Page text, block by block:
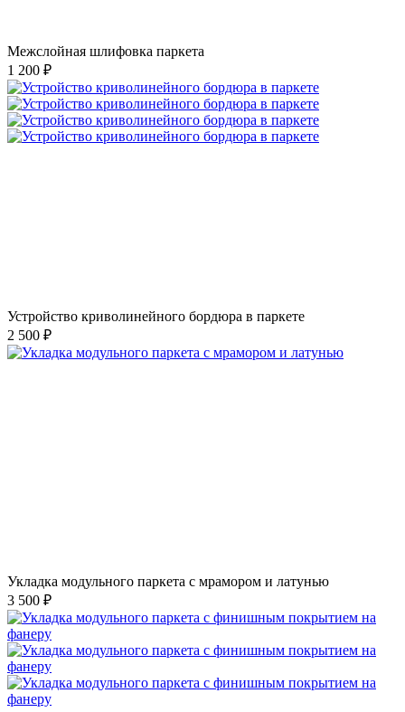
Межслойная шлифовка паркета
1 200 ₽
Устройство криволинейного бордюра в паркете
2 500 ₽
Укладка модульного паркета с мрамором и латунью
3 500 ₽